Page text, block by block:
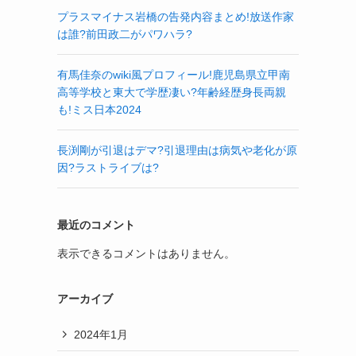
プラスマイナス岩橋の告発内容まとめ!放送作家
は誰?前田政二がパワハラ?
有馬佳奈のwiki風プロフィール!鹿児島県立甲南
高等学校と東大で学歴凄い?年齢経歴身長両親
も!ミス日本2024
長渕剛が引退はデマ?引退理由は病気や老化が原
因?ラストライブは?
最近のコメント
表示できるコメントはありません。
アーカイブ
2024年1月